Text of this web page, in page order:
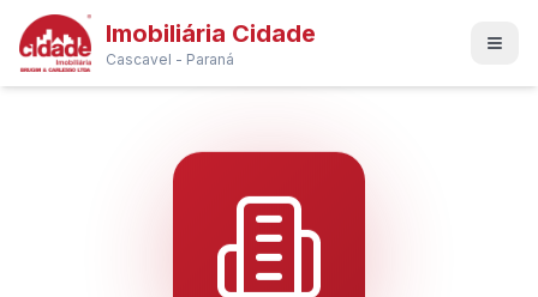
Imobiliária Cidade
Cascavel - Paraná